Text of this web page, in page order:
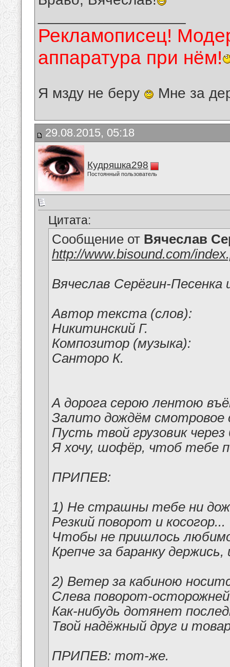
Рекламописец!
аппаратура при нём!
Я мзду не беру Мне за
29.08.2015, 05:18
Кудряшка298
Постоянный пользователь
Цитата:
Сообщение от Вячеслав
http://www.bisound.com/
Вячеслав Серёгин-
Автор текста (слов):
Никитинский Г.
Композитор (музыка):
Санторо К.
А дорога серою лентою
Залито дождём смотровое
Пусть твой грузовик
Я хочу, шофёр, чтоб тебе
ПРИПЕВ:
1) Не страшны тебе ни
Резкий поворот и косогор...
Чтобы не пришлось
Крепче за баранку
2) Ветер за кабиною
Слева поворот-
Как-нибудь дотянет
Твой надёжный друг и
ПРИПЕВ: тот-же.